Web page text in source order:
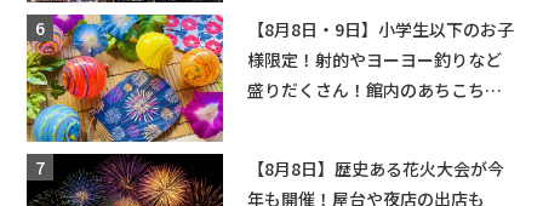
【8月8日・9日】小学生以下のお子
様限定！射的やヨーヨー釣りなど
盛りだくさん！館内のあちこちに
【8月8日】歴史ある花火大会が今
年も開催！屋台や夜店の出店も